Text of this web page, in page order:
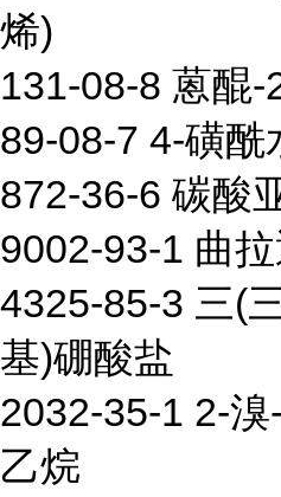
烯)
131-08-8 蒽醌-
89-08-7 4-磺酰
872-36-6 碳酸
9002-93-1 曲
4325-85-3 三(
基)硼酸盐
2032-35-1 2-
乙烷